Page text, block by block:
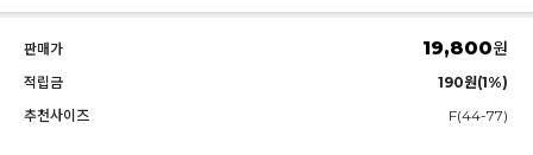
판매가 19,800원
적립금
190원(1%)
추천사이즈
F(44-77)